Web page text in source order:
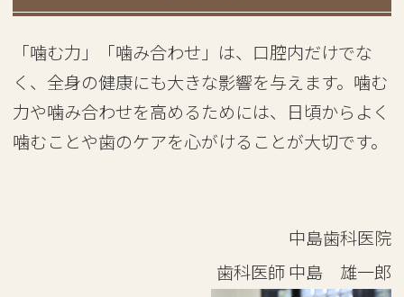
「噛む力」「噛み合わせ」は、口腔内だけでな
く、全身の健康にも大きな影響を与えます。噛む
力や噛み合わせを高めるためには、日頃からよく
噛むことや歯のケアを心がけることが大切です。
中島歯科医院
歯科医師中島 雄一郎